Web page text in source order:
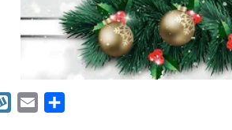
WykopEmail